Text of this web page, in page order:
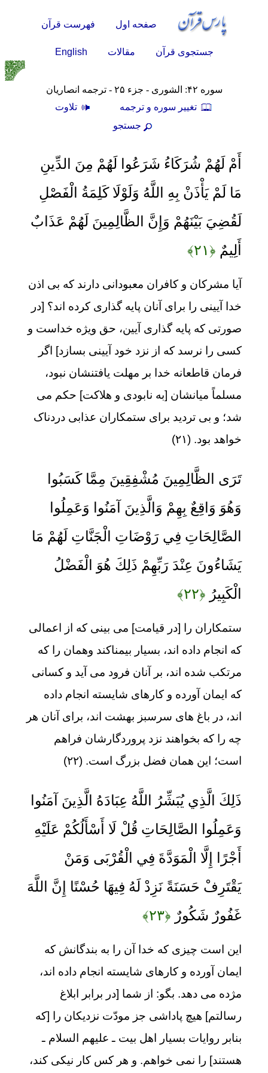
صفحه اول فهرست قرآن
جستجوی قرآن مقالات English
سوره ۴۲: الشورى - جزء ۲۵ - ترجمه انصاریان
تغيير سوره و ترجمه
تلاوت
جستجو
أَمْ لَهُمْ شُرَكَاءُ شَرَعُوا لَهُمْ مِنَ الدِّينِ
مَا لَمْ يَأْذَنْ بِهِ اللَّهُ وَلَوْلَا كَلِمَةُ الْفَصْلِ
لَقُضِيَ بَيْنَهُمْ وَإِنَّ الظَّالِمِينَ لَهُمْ عَذَابٌ
أَلِيمٌ ﴿۲۱﴾
آیا مشرکان و کافران معبودانی دارند که بی اذن
خدا آیینی را برای آنان پایه گذاری کرده اند؟ [در
صورتی که پایه گذاری آیین، حق ویژه خداست و
کسی را نرسد که از نزد خود آیینی بسازد] اگر
فرمان قاطعانه خدا بر مهلت یافتنشان نبود،
مسلماً میانشان [به نابودی و هلاکت] حکم می
شد؛ و بی تردید برای ستمکاران عذابی دردناک
خواهد بود. (۲۱)
تَرَى الظَّالِمِينَ مُشْفِقِينَ مِمَّا كَسَبُوا
وَهُوَ وَاقِعٌ بِهِمْ وَالَّذِينَ آمَنُوا وَعَمِلُوا
الصَّالِحَاتِ فِي رَوْضَاتِ الْجَنَّاتِ لَهُمْ مَا
يَشَاءُونَ عِنْدَ رَبِّهِمْ ذَلِكَ هُوَ الْفَضْلُ
الْكَبِيرُ ﴿۲۲﴾
ستمکاران را [در قیامت] می بینی که از اعمالی
که انجام داده اند، بسیار بیمناکند وهمان را که
مرتکب شده اند، بر آنان فرود می آید و کسانی
که ایمان آورده و کارهای شایسته انجام داده
اند، در باغ های سرسبز بهشت اند، برای آنان هر
چه را که بخواهند نزد پروردگارشان فراهم
است؛ این همان فضل بزرگ است. (۲۲)
ذَلِكَ الَّذِي يُبَشِّرُ اللَّهُ عِبَادَهُ الَّذِينَ آمَنُوا
وَعَمِلُوا الصَّالِحَاتِ قُلْ لَا أَسْأَلُكُمْ عَلَيْهِ
أَجْرًا إِلَّا الْمَوَدَّةَ فِي الْقُرْبَى وَمَنْ
يَقْتَرِفْ حَسَنَةً نَزِدْ لَهُ فِيهَا حُسْنًا إِنَّ اللَّهَ
غَفُورٌ شَكُورٌ ﴿۲۳﴾
این است چیزی که خدا آن را به بندگانش که
ایمان آورده و کارهای شایسته انجام داده اند،
مژده می دهد. بگو: از شما [در برابر ابلاغ
رسالتم] هیچ پاداشی جز مودّت نزدیکان را [که
بنابر روایات بسیار اهل بیت ـ علیهم السلام ـ
هستند] را نمی خواهم. و هر کس کار نیکی کند،